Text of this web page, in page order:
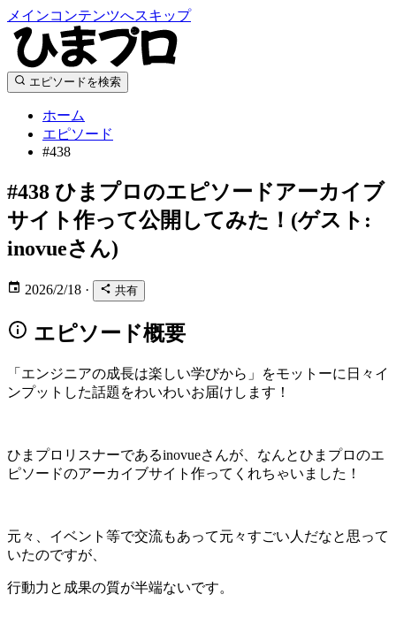
メインコンテンツへスキップ
エピソードを検索
ホーム
エピソード
#438
#438 ひまプロのエピソードアーカイブ
サイト作って公開してみた！(ゲスト:
inovueさん)
2026/2/18 · 共有
エピソード概要
「エンジニアの成長は楽しい学びから」をモットーに日々イ
ンプットした話題をわいわいお届けします！
ひまプロリスナーであるinovueさんが、なんとひまプロのエ
ピソードのアーカイブサイト作ってくれちゃいました！
元々、イベント等で交流もあって元々すごい人だなと思って
いたのですが、
行動力と成果の質が半端ないです。